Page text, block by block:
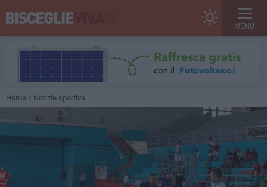
MENU
Home Notizie sportive